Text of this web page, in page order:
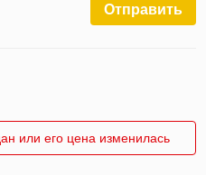
Отправить
или его цена изменилась